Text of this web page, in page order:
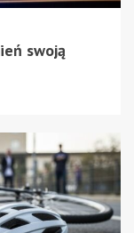
swoją